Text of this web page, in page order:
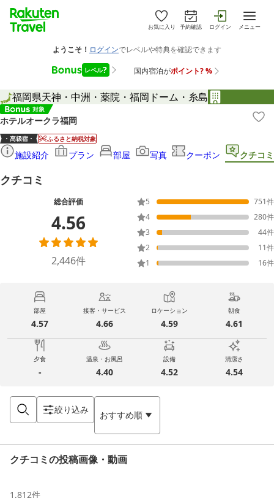
お気に入り 予約確認 ログイン メニュー
福岡県天神・中洲・薬院・福岡ドーム・糸島
ホテルオークラ福岡
ふるさと納税対象
施設紹介 プラン 部屋 写真 クーポン クチコミ
クチコミ
総合評価
4.56
2,446件
5 751件
4
280件
3
44件
2
11件
1
16件
部屋
4.57
接客・サービス
4.66
ロケーション
4.59
朝食
4.61
夕食
-
温泉・お風呂
4.40
設備
4.52
清潔さ
4.54
絞り込み おすすめ順
クチコミの投稿画像・動画
1,812件